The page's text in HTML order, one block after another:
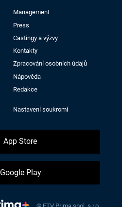
Management
Press
Castingy a výzvy
Kontakty
Zpracování osobních údajů
Nápověda
Redakce
Nastavení soukromí
App Store
Google Play